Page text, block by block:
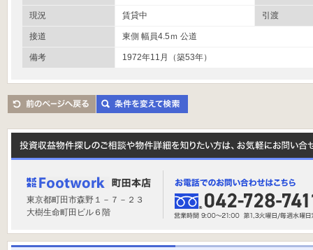
現況 賃貸中 引渡
接道 東側 幅員4.5ｍ 公道
備考 1972年11月（築53年）
東京都町田市森野１－７－２３
大樹生命町田ビル６階